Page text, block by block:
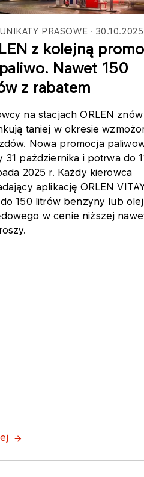
PRASOWE 30.10.2025
z kolejną
Nawet 150
z rabatem
na stacjach ORLEN znów
taniej w okresie
Nowa promocja
31 października i potrwa do
2025 r. Każdy kierowca
aplikację ORLEN
150 litrów benzyny lub
w cenie niższej